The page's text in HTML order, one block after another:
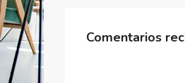
Comentarios